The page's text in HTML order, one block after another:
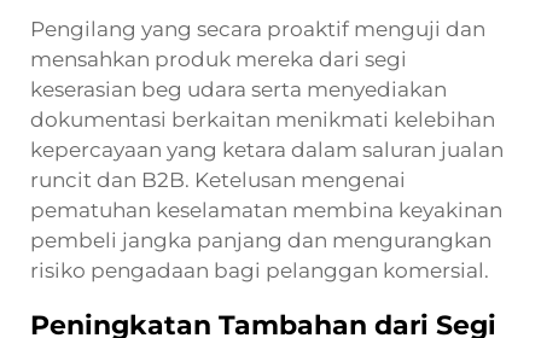
Pengilang yang secara proaktif menguji dan
mensahkan produk mereka dari segi
keserasian beg udara serta menyediakan
dokumentasi berkaitan menikmati kelebihan
kepercayaan yang ketara dalam saluran jualan
runcit dan B2B. Ketelusan mengenai
pematuhan keselamatan membina keyakinan
pembeli jangka panjang dan mengurangkan
risiko pengadaan bagi pelanggan komersial.
Peningkatan Tambahan dari Segi